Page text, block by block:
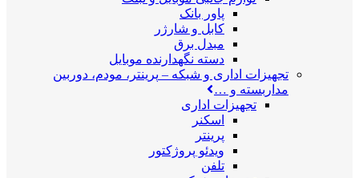
پاور بانک
کابل و شارژر
مبدل برق
دسته نگهدارنده موبایل
تجهیزات اداری و شبکه – پرینتر، مودم، دوربین
مداربسته و …
تجهیزات اداری
اسکنر
پرینتر
ویدئو پروژکتور
تلفن